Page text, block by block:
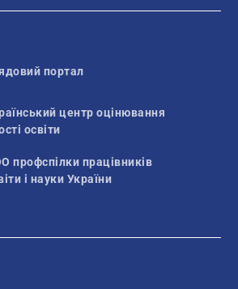
портал
центр оцінювання
освіти
профспілки працівників
і науки України